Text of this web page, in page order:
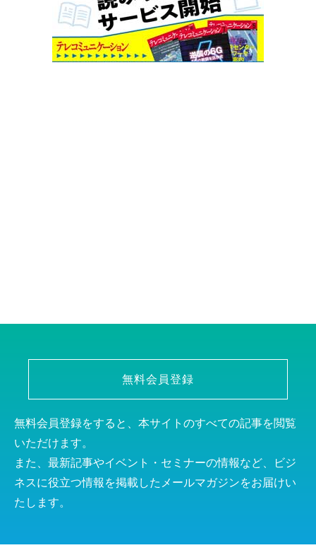
無料会員登録
無料会員登録をすると、本サイトのすべての記事を閲覧
いただけます。
また、最新記事やイベント・セミナーの情報など、ビジ
ネスに役立つ情報を掲載したメールマガジンをお届けい
たします。